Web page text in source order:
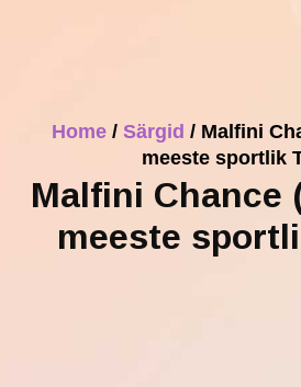
Home / Särgid / Malfini
meeste sportlik
Malfini Chance
meeste